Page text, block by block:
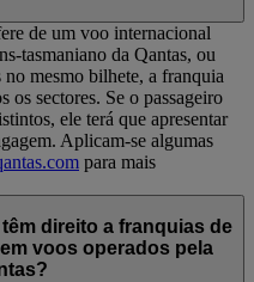
de um voo internacional
tasmaniano da Qantas, ou
mesmo bilhete, a franquia
os sectores. Se o passageiro
ele terá que apresentar
Aplicam-se algumas
para mais
direito a franquias de
voos operados pela